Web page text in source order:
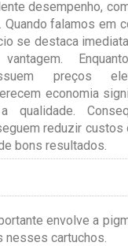
desempenho,
falamos em
se destaca
preços
economia
qualidade.
reduzir custos
bons resultados.
envolve a
cartuchos.